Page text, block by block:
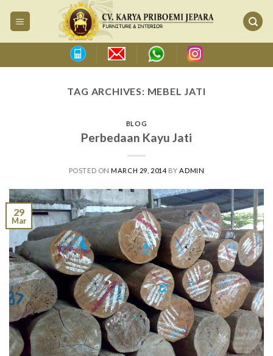
TAG ARCHIVES: MEBEL JATI
BLOG
Perbedaan Kayu Jati
POSTED ONMARCH 29, 2014BY ADMIN
29
Mar